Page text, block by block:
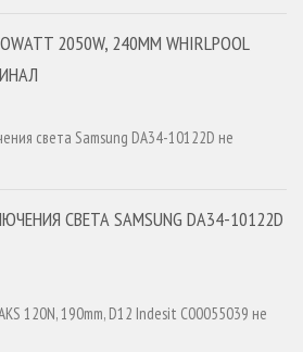
2050W, 240MM WHIRLPOOL
СВЕТА SAMSUNG DA34-10122D